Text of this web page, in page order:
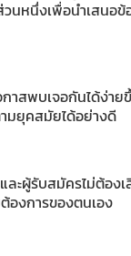
นหนึ่งเพื่อนำเสนอข้
าสพบเจอกันได้ง่า
มยุคสมัยได้อย่างดี
ผู้รับสมัครไม่ต้องเสี
องการของตนเอง